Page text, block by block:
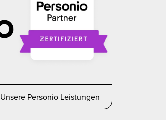
Unsere Personio Leistungen